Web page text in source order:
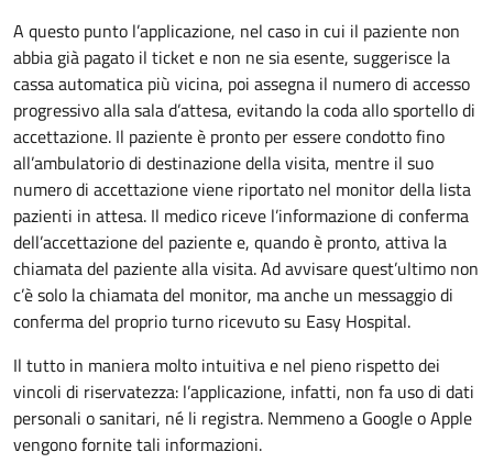
A questo punto l’applicazione, nel caso in cui il paziente non
abbia già pagato il ticket e non ne sia esente, suggerisce la
cassa automatica più vicina, poi assegna il numero di accesso
progressivo alla sala d’attesa, evitando la coda allo sportello di
accettazione. Il paziente è pronto per essere condotto fino
all’ambulatorio di destinazione della visita, mentre il suo
numero di accettazione viene riportato nel monitor della lista
pazienti in attesa. Il medico riceve l’informazione di conferma
dell’accettazione del paziente e, quando è pronto, attiva la
chiamata del paziente alla visita. Ad avvisare quest’ultimo non
c’è solo la chiamata del monitor, ma anche un messaggio di
conferma del proprio turno ricevuto su Easy Hospital.
Il tutto in maniera molto intuitiva e nel pieno rispetto dei
vincoli di riservatezza: l’applicazione, infatti, non fa uso di dati
personali o sanitari, né li registra. Nemmeno a Google o Apple
vengono fornite tali informazioni.